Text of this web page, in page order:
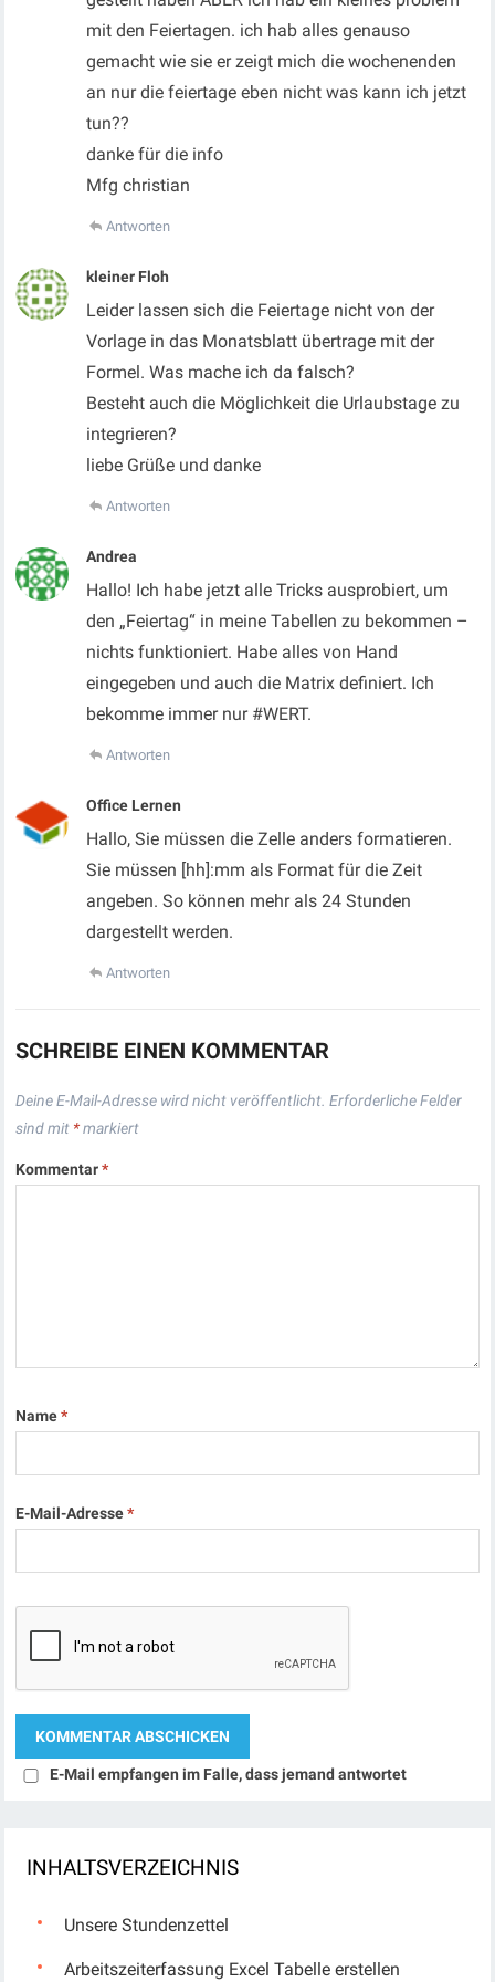
mit den Feiertagen. ich hab alles genauso
gemacht wie sie er zeigt mich die wochenenden
an nur die feiertage eben nicht was kann ich jetzt
tun??
danke für die info
Mfg christian
Antworten
kleiner Floh
Leider lassen sich die Feiertage nicht von der
Vorlage in das Monatsblatt übertrage mit der
Formel. Was mache ich da falsch?
Besteht auch die Möglichkeit die Urlaubstage zu
integrieren?
liebe Grüße und danke
Antworten
Andrea
Hallo! Ich habe jetzt alle Tricks ausprobiert, um
den „Feiertag“ in meine Tabellen zu bekommen –
nichts funktioniert. Habe alles von Hand
eingegeben und auch die Matrix definiert. Ich
bekomme immer nur #WERT.
Antworten
Office Lernen
Hallo, Sie müssen die Zelle anders formatieren.
Sie müssen [hh]:mm als Format für die Zeit
angeben. So können mehr als 24 Stunden
dargestellt werden.
Antworten
SCHREIBE EINEN KOMMENTAR
Deine E-Mail-Adresse wird nicht veröffentlicht. Erforderliche Felder
sind mit *markiert
Kommentar*
Name*
E-Mail-Adresse*
E-Mail empfangen im Falle, dass jemand antwortet
INHALTSVERZEICHNIS
Unsere Stundenzettel
Arbeitszeiterfassung Excel Tabelle erstellen